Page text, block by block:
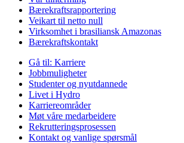
Bærekraftsrapportering
Veikart til netto null
Virksomhet i brasiliansk Amazonas
Bærekraftskontakt
Gå til: Karriere
Jobbmuligheter
Studenter og nyutdannede
Livet i Hydro
Karriereområder
Møt våre medarbeidere
Rekrutteringsprosessen
Kontakt og vanlige spørsmål